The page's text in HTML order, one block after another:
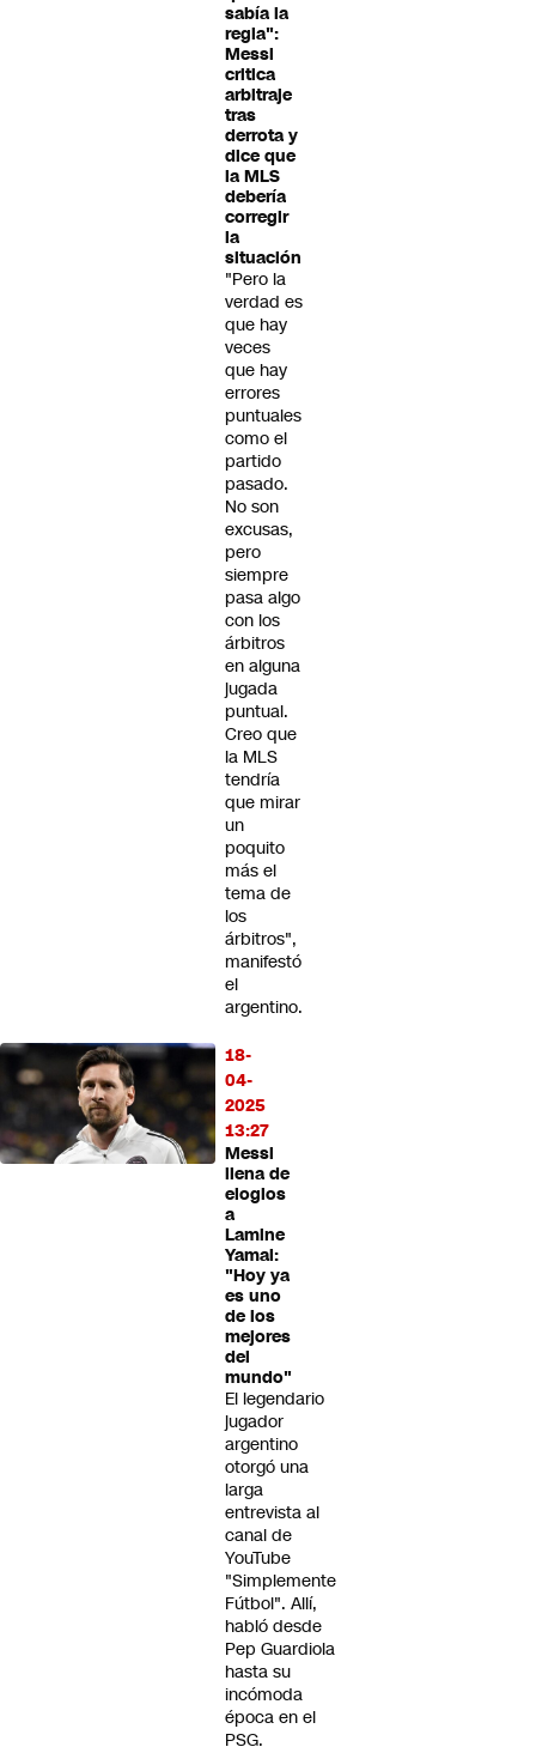
sabía la
regla":
Messi
critica
arbitraje
tras
derrota y
dice que
la MLS
debería
corregir
la
situación
"Pero la
verdad es
que hay
veces
que hay
errores
puntuales
como el
partido
pasado.
No son
excusas,
pero
siempre
pasa algo
con los
árbitros
en alguna
jugada
puntual.
Creo que
la MLS
tendría
que mirar
un
poquito
más el
tema de
los
árbitros",
manifestó
el
argentino.
18-
04-
2025
13:27
Messi
llena de
elogios
a
Lamine
Yamal:
"Hoy ya
es uno
de los
mejores
del
mundo"
El legendario
jugador
argentino
otorgó una
larga
entrevista al
canal de
YouTube
"Simplemente
Fútbol". Allí,
habló desde
Pep Guardiola
hasta su
incómoda
época en el
PSG.